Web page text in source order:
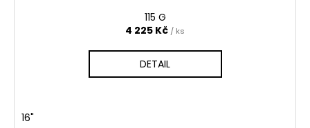
115 G
4 225 Kč / ks
DETAIL
16"